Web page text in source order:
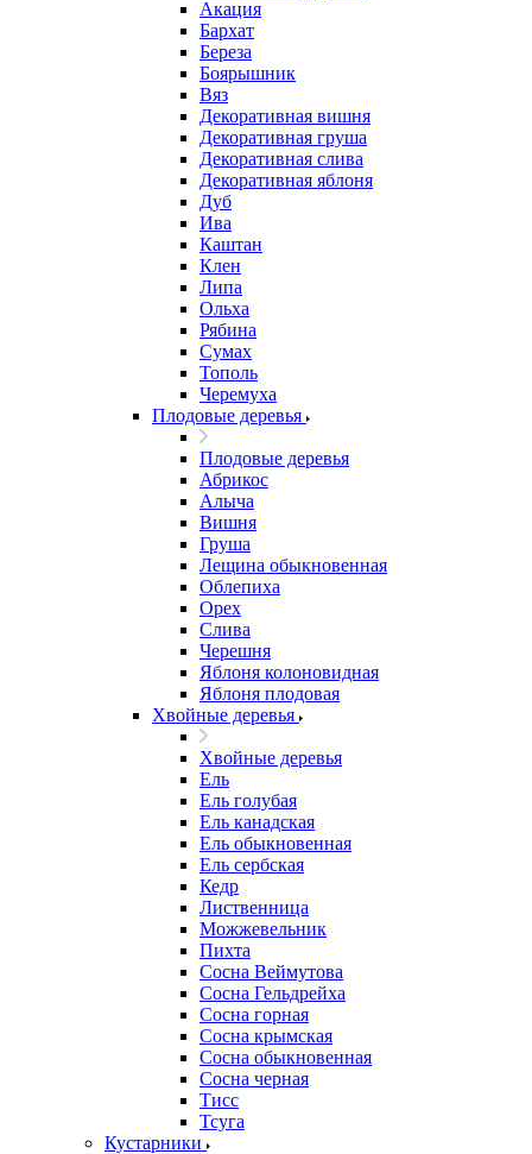
Акация
Бархат
Береза
Боярышник
Вяз
Декоративная вишня
Декоративная груша
Декоративная слива
Декоративная яблоня
Дуб
Ива
Каштан
Клен
Липа
Ольха
Рябина
Сумах
Тополь
Черемуха
Плодовые деревья
Плодовые деревья
Абрикос
Алыча
Вишня
Груша
Лещина обыкновенная
Облепиха
Орех
Слива
Черешня
Яблоня колоновидная
Яблоня плодовая
Хвойные деревья
Хвойные деревья
Ель
Ель голубая
Ель канадская
Ель обыкновенная
Ель сербская
Кедр
Лиственница
Можжевельник
Пихта
Сосна Веймутова
Сосна Гельдрейха
Сосна горная
Сосна крымская
Сосна обыкновенная
Сосна черная
Тисс
Тсуга
Кустарники